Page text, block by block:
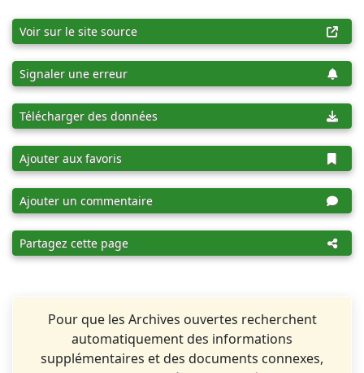
Voir sur le site source
Signaler une erreur
Télécharger des données
Ajouter aux favoris
Ajouter un commentaire
Partagez cette page
Pour que les Archives ouvertes recherchent
automatiquement des informations
supplémentaires et des documents connexes,